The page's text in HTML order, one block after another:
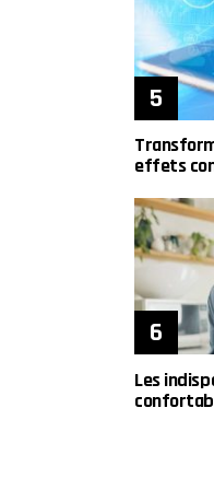
effets
Les